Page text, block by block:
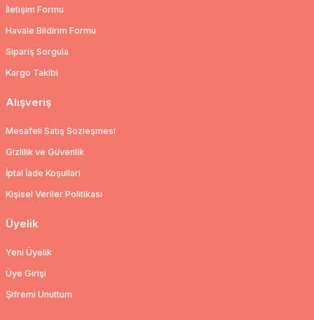
İletişim Formu
Havale Bildirim Formu
Sipariş Sorgula
Kargo Takibi
Alışveriş
Mesafeli Satış Sözleşmesi
Gizlilik ve Güvenlik
İptal İade Koşullari
Kişisel Veriler Politikası
Üyelik
Yeni Üyelik
Üye Girişi
Şifremi Unuttum